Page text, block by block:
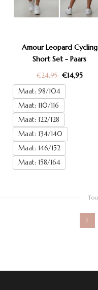
Amour Leopard Cycling
Short Set - Paars
€24,95 €14,95
Maat: 98/104
Maat: 110/116
Maat: 122/128
Maat: 134/140
Maat: 146/152
Maat: 158/164
1